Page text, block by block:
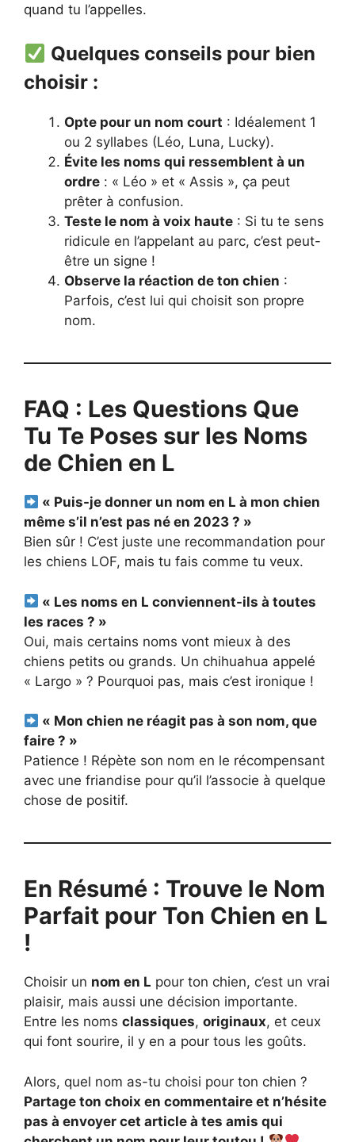
quand tu l’appelles.
Quelques conseils pour bien
choisir :
Opte pour un nom court : Idéalement 1
ou 2 syllabes (Léo, Luna, Lucky).
Évite les noms qui ressemblent à un
ordre : « Léo » et « Assis », ça peut
prêter à confusion.
Teste le nom à voix haute : Si tu te sens
ridicule en l’appelant au parc, c’est peut-
être un signe !
Observe la réaction de ton chien :
Parfois, c’est lui qui choisit son propre
nom.
FAQ : Les Questions Que
Tu Te Poses sur les Noms
de Chien en L
« Puis-je donner un nom en L à mon chien
même s’il n’est pas né en 2023 ? »
Bien sûr ! C’est juste une recommandation pour
les chiens LOF, mais tu fais comme tu veux.
« Les noms en L conviennent-ils à toutes
les races ? »
Oui, mais certains noms vont mieux à des
chiens petits ou grands. Un chihuahua appelé
« Largo » ? Pourquoi pas, mais c’est ironique !
« Mon chien ne réagit pas à son nom, que
faire ? »
Patience ! Répète son nom en le récompensant
avec une friandise pour qu’il l’associe à quelque
chose de positif.
En Résumé : Trouve le Nom
Parfait pour Ton Chien en L
!
Choisir un nom en L pour ton chien, c’est un vrai
plaisir, mais aussi une décision importante.
Entre les noms classiques, originaux, et ceux
qui font sourire, il y en a pour tous les goûts.
Alors, quel nom as-tu choisi pour ton chien ?
Partage ton choix en commentaire et n’hésite
pas à envoyer cet article à tes amis qui